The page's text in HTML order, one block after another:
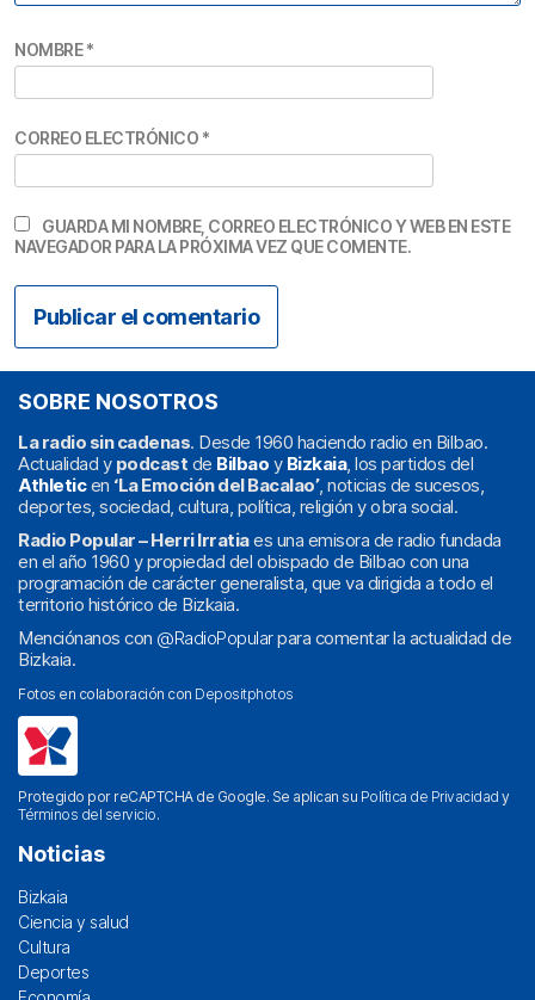
NOMBRE*
CORREO ELECTRÓNICO *
GUARDA MI NOMBRE, CORREO ELECTRÓNICO Y WEB EN ESTE
NAVEGADOR PARA LA PRÓXIMA VEZ QUE COMENTE.
SOBRE NOSOTROS
La radio sin cadenas. Desde 1960 haciendo radio en Bilbao.
Actualidad y podcast de Bilbao y Bizkaia, los partidos del
Athleticen ‘La Emoción del Bacalao’, noticias de sucesos,
deportes, sociedad, cultura, política, religión y obra social.
Radio Popular – Herri Irratiaes una emisora de radio fundada
en el año 1960 y propiedad del obispado de Bilbao con una
programación de carácter generalista, que va dirigida a todo el
territorio histórico de Bizkaia.
Menciónanos con @RadioPopularpara comentar la actualidad de
Bizkaia.
Fotos en colaboración con Depositphotos
Protegido por reCAPTCHA de Google. Se aplican su Política de Privacidad y
Términos del servicio.
Noticias
Bizkaia
Ciencia y salud
Cultura
Deportes